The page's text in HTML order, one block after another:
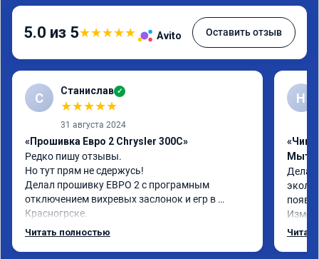
5.0 из 5★★★★★ Avito Оставить отзыв
С Станислав ✓
★★★★★
31 августа 2024
«Прошивка Евро 2 Chrysler 300C»
Редко пишу отзывы.
Но тут прям не сдержусь!
Делал прошивку ЕВРО 2 с програмным
отключением вихревых заслонок и егр в
Красногрске.
Все прошло отлично,расход топлива
Читать полностью
Н
«Чип
Делал
потом